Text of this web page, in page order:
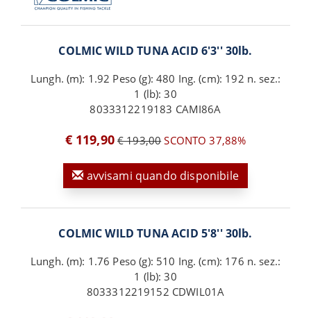
COLMIC WILD TUNA ACID 6'3'' 30lb.
Lungh. (m): 1.92 Peso (g): 480 Ing. (cm): 192 n. sez.:
1 (lb): 30
8033312219183 CAMI86A
€ 119,90 € 193,00SCONTO 37,88%
avvisami quando disponibile
COLMIC WILD TUNA ACID 5'8'' 30lb.
Lungh. (m): 1.76 Peso (g): 510 Ing. (cm): 176 n. sez.:
1 (lb): 30
8033312219152 CDWIL01A